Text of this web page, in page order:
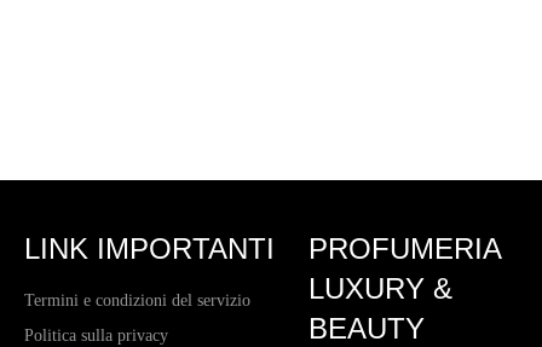
LINK IMPORTANTI
Termini e condizioni del servizio
Politica sulla privacy
PROFUMERIA
LUXURY &
BEAUTY